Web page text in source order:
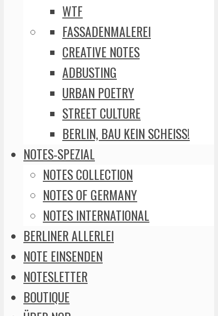
WTF
FASSADENMALEREI
CREATIVE NOTES
ADBUSTING
URBAN POETRY
STREET CULTURE
BERLIN, BAU KEIN SCHEISS!
NOTES-SPEZIAL
NOTES COLLECTION
NOTES OF GERMANY
NOTES INTERNATIONAL
BERLINER ALLERLEI
NOTE EINSENDEN
NOTESLETTER
BOUTIQUE